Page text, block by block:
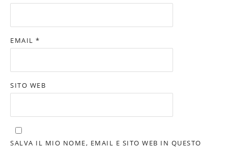
EMAIL *
SITO WEB
SALVA IL MIO NOME, EMAIL E SITO WEB IN QUESTO